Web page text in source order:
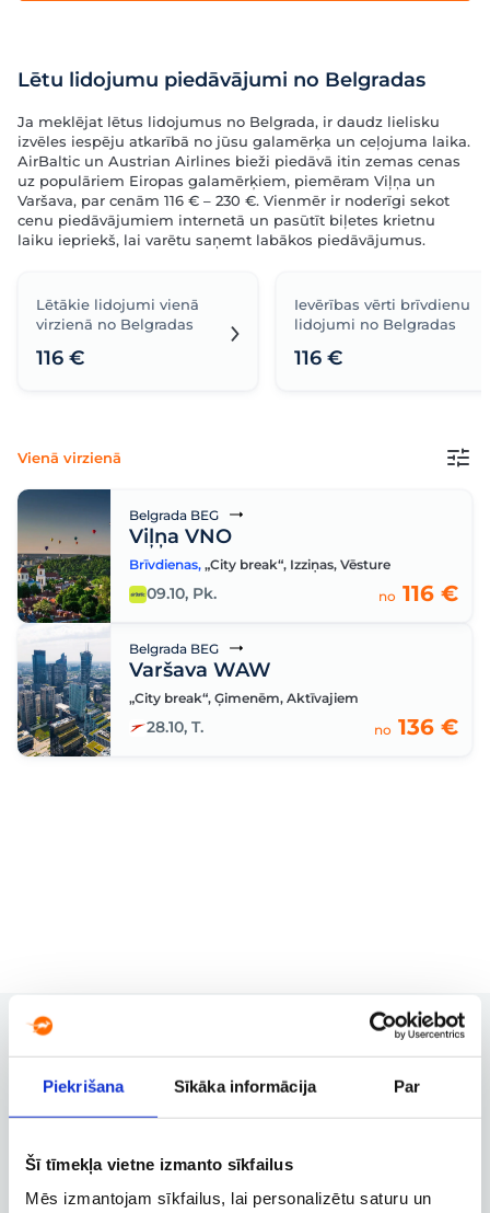
Piekrišana Sīkāka informācija Par
Šī tīmekļa vietne izmanto sīkfailus
Mēs izmantojam sīkfailus, lai personalizētu saturu un
Lētu lidojumu piedāvājumi no Belgradas
Ja meklējat lētus lidojumus no Belgrada, ir daudz lielisku
izvēles iespēju atkarībā no jūsu galamērķa un ceļojuma laika.
AirBaltic un Austrian Airlines bieži piedāvā itin zemas cenas
uz populāriem Eiropas galamērķiem, piemēram Viļņa un
Varšava, par cenām 116 € – 230 €. Vienmēr ir noderīgi sekot
cenu piedāvājumiem internetā un pasūtīt biļetes krietnu
laiku iepriekš, lai varētu saņemt labākos piedāvājumus.
Lētākie lidojumi vienā
virzienā no Belgradas
116 €
Ievērības vērti brīvdienu
lidojumi no Belgradas
116 €
Vienā virzienā
Belgrada BEG
Viļņa VNO
Brīvdienas, „City break“, Izziņas, Vēsture
09.10, Pk. no 116 €
Belgrada BEG
Varšava WAW
„City break“, Ģimenēm, Aktīvajiem
28.10, T. no 136 €
Rezervācijas pārvaldība